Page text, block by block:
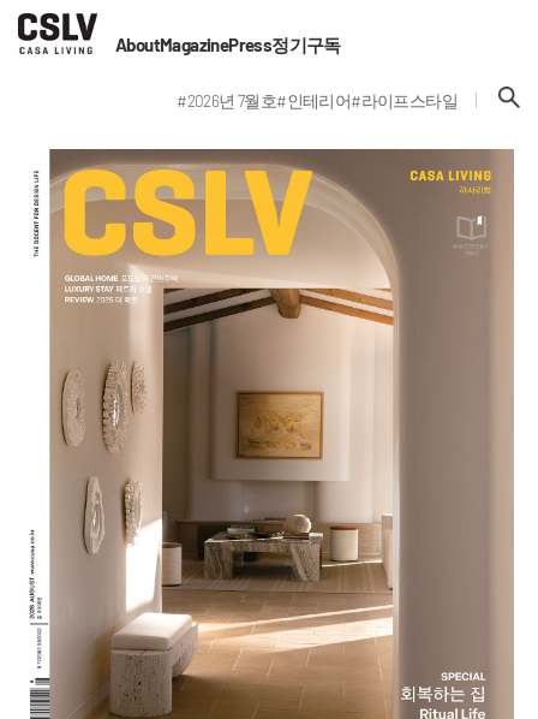
AboutMagazinePress정기구독
#2026년 7월호#인테리어#라이프스타일